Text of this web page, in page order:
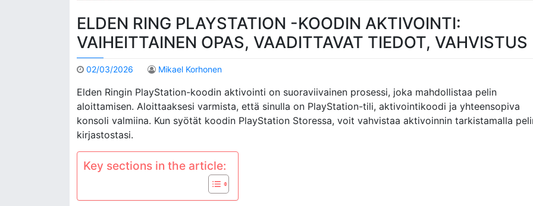
ELDEN RING PLAYSTATION -KOODIN AKTIVOINTI:
VAIHEITTAINEN OPAS, VAADITTAVAT TIEDOT, VAHVISTUS
02/03/2026 Mikael Korhonen
Elden Ringin PlayStation-koodin aktivointi on suoraviivainen prosessi, joka mahdollistaa pelin
aloittamisen. Aloittaaksesi varmista, että sinulla on PlayStation-tili, aktivointikoodi ja yhteensopiva
konsoli valmiina. Kun syötät koodin PlayStation Storessa, voit vahvistaa aktivoinnin tarkistamalla
kirjastostasi.
Key sections in the article: